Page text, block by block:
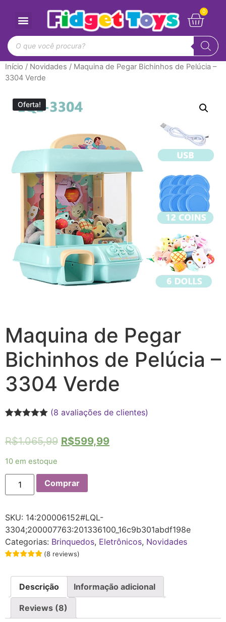
Início / Novidades / Maquina de Pegar Bichinhos de Pelúcia –
3304 Verde
Oferta!
Maquina de Pegar
Bichinhos de Pelúcia –
3304 Verde
com
baseado em
avaliações
de clientes
(8 avaliações de clientes)
R$1.065,99 R$599,99
10 em estoque
Comprar
SKU: 14:200006152#LQL-
3304;200007763:201336100_16c9b301abdf198e
Categorias: Brinquedos, Eletrônicos, Novidades
(8 reviews)
Descrição Informação adicional
Reviews (8)